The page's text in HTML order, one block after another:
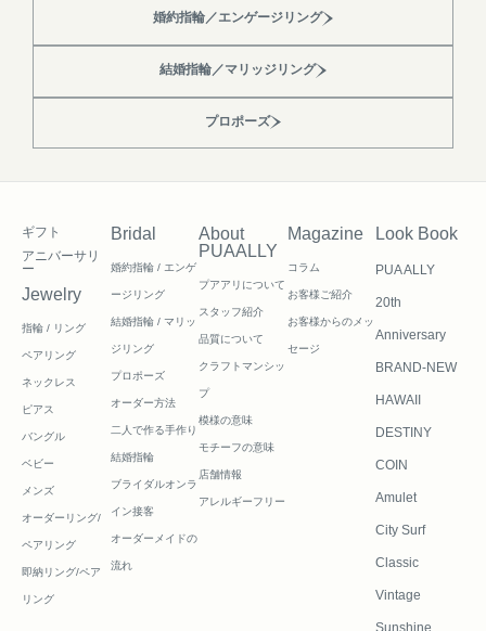
婚約指輪／エンゲージリング
結婚指輪／マリッジリング
プロポーズ
ギフト
アニバーサリ
ー
Jewelry
指輪 / リング
ペアリング
ネックレス
ピアス
バングル
ベビー
メンズ
オーダーリング/
ペアリング
即納リング/ペア
リング
Bridal
婚約指輪 / エンゲ
ージリング
結婚指輪 / マリッ
ジリング
プロポーズ
オーダー方法
二人で作る手作り
結婚指輪
ブライダルオンラ
イン接客
オーダーメイドの
流れ
About
PUAALLY
プアアリについて
スタッフ紹介
品質について
クラフトマンシッ
プ
模様の意味
モチーフの意味
店舗情報
アレルギーフリー
Magazine
コラム
お客様ご紹介
お客様からのメッ
セージ
Look Book
PUA ALLY
20th
Anniversary
BRAND-NEW
HAWAII
DESTINY
COIN
Amulet
City Surf
Classic
Vintage